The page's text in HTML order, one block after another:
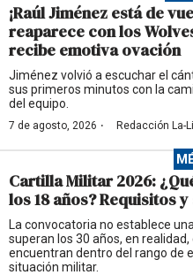
¡Raúl Jiménez está de
reaparece con los
recibe emotiva ovación
Jiménez volvió a escuchar el
sus primeros minutos con la
del equipo.
7 de agosto, 2026 · Redacción La-
Cartilla Militar 2026:
los 18 años? Requisitos
La convocatoria no establece
superan los 30 años, en
encuentran dentro del rango de
situación militar.